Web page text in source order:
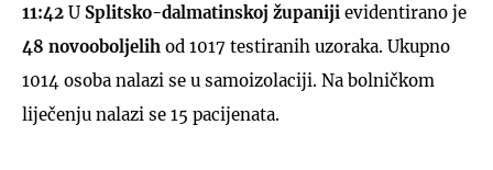
11:42 U Splitsko-dalmatinskoj županiji evidentirano je
48 novooboljelih od 1017 testiranih uzoraka. Ukupno
1014 osoba nalazi se u samoizolaciji. Na bolničkom
liječenju nalazi se 15 pacijenata.